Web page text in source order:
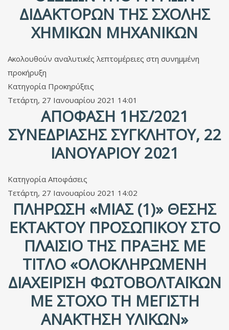
ΔΙΔΑΚΤΌΡΩΝ ΤΗΣ ΣΧΟΛΉΣ
ΧΗΜΙΚΏΝ ΜΗΧΑΝΙΚΏΝ
Ακολουθούν αναλυτικές λεπτομέρειες στη συνημμένη
προκήρυξη
Κατηγορία Προκηρύξεις
Τετάρτη, 27 Ιανουαρίου 2021 14:01
ΑΠΌΦΑΣΗ 1ΗΣ/2021
ΣΥΝΕΔΡΊΑΣΗΣ ΣΥΓΚΛΉΤΟΥ, 22
ΙΑΝΟΥΑΡΊΟΥ 2021
Κατηγορία Αποφάσεις
Τετάρτη, 27 Ιανουαρίου 2021 14:02
ΠΛΉΡΩΣΗ «ΜΊΑΣ (1)» ΘΈΣΗΣ
ΈΚΤΑΚΤΟΥ ΠΡΟΣΩΠΙΚΟΎ ΣΤΟ
ΠΛΑΊΣΙΟ ΤΗΣ ΠΡΆΞΗΣ ΜΕ
ΤΊΤΛΟ «ΟΛΟΚΛΗΡΩΜΕΝΗ
ΔΙΑΧΕΙΡΙΣΗ ΦΩΤΟΒΟΛΤΑΪΚΩΝ
ΜΕ ΣΤΟΧΟ ΤΗ ΜΕΓΙΣΤΗ
ΑΝΑΚΤΗΣΗ ΥΛΙΚΩΝ»